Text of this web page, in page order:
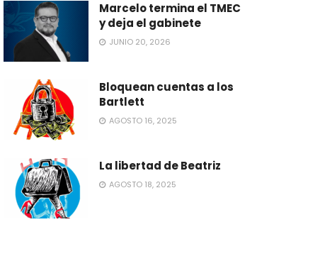
Marcelo termina el TMEC
y deja el gabinete
JUNIO 20, 2026
Bloquean cuentas a los
Bartlett
AGOSTO 16, 2025
La libertad de Beatriz
AGOSTO 18, 2025